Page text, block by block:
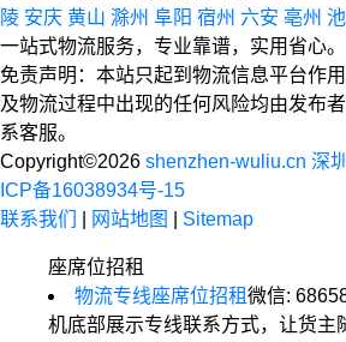
陵 安庆 黄山 滁州 阜阳 宿州 六安 亳州
一站式物流服务，专业靠谱，实用省心。
免责声明：本站只起到物流信息平台作
及物流过程中出现的任何风险均由发布
系客服。
Copyright©2026 shenzhen-wuliu.cn 深
ICP备16038934号-15
联系我们
网站地图 Sitemap
座席位招租
物流专线座席位招租微信:
机底部展示专线联系方式，让货主